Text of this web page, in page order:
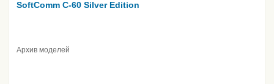
SoftComm C-60 Silver Edition
Архив моделей